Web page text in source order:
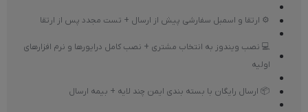
⚙ ارتقا و اسمبل سفارشی پیش از ارسال + تست مجدد پس از ارتقا
💻 نصب ویندوز به انتخاب مشتری + نصب کامل درایورها و نرم افزارهای
اولیه
📦 ارسال رایگان با بسته بندی ایمن چند لایه + بیمه ارسال